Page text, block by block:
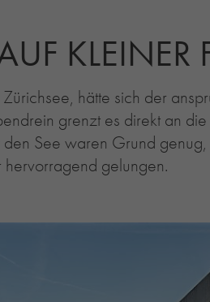
KLEINER
hätte sich der
grenzt es direkt an
See waren Grund
gelungen.